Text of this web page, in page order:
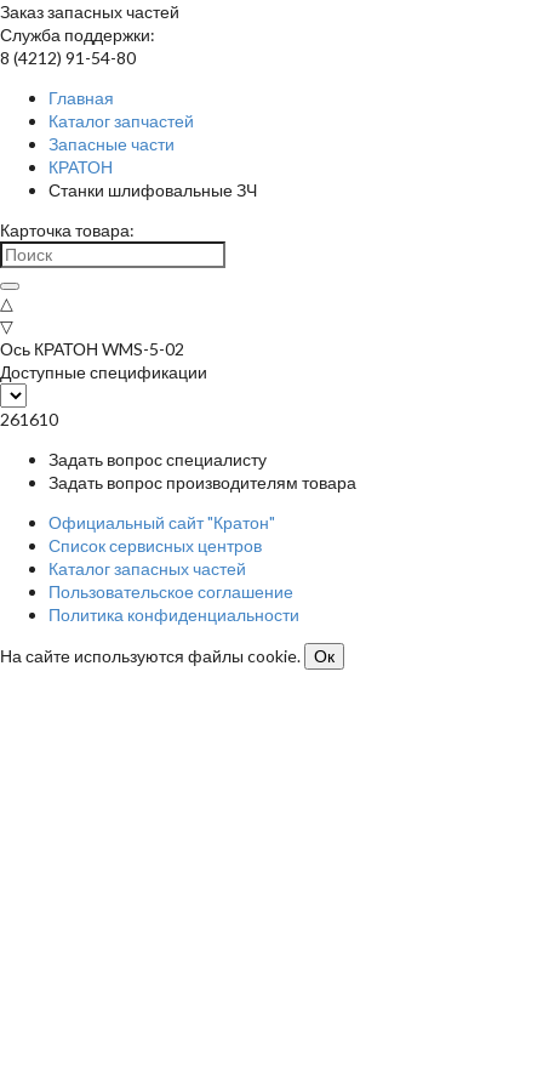
Заказ запасных частей
Служба поддержки:
8 (4212) 91-54-80
Главная
Каталог запчастей
Запасные части
КРАТОН
Станки шлифовальные ЗЧ
Карточка товара:
△
▽
Ось КРАТОН WMS-5-02
Доступные спецификации
261610
Задать вопрос специалисту
Задать вопрос производителям товара
Официальный сайт "Кратон"
Список сервисных центров
Каталог запасных частей
Пользовательское соглашение
Политика конфиденциальности
На сайте используются файлы cookie.
Ок